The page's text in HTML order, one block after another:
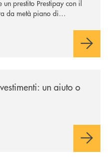
un prestito Prestipay con il
da metà piano di
un aiuto o